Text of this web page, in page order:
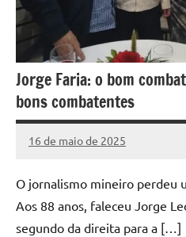
Jorge Faria: o bom
bons combatentes
16 de maio de 2025
Marcelo
Nenhum
O jornalismo mineiro perdeu
Aos 88 anos, faleceu Jorge
segundo da direita para a […]